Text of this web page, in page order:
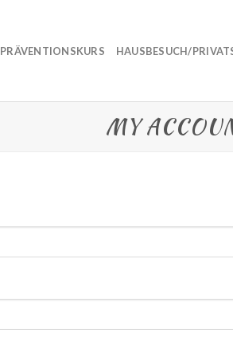
PRÄVENTIONSKURS HAUSBESUCH/
MY